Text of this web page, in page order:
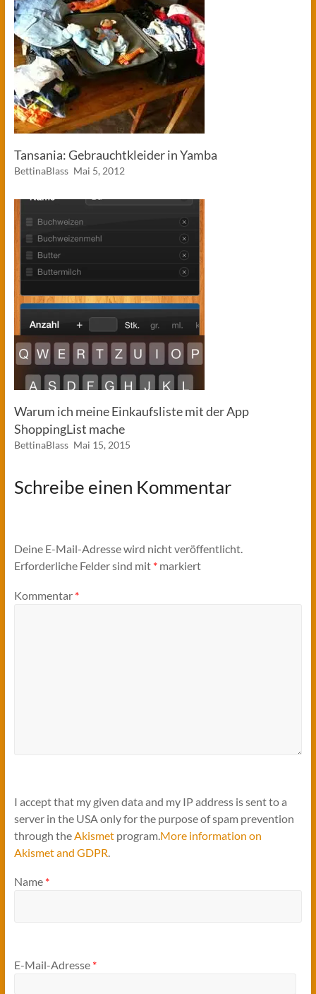
Tansania: Gebrauchtkleider in Yamba
BettinaBlass Mai 5, 2012
Warum ich meine Einkaufsliste mit der App
ShoppingList mache
BettinaBlass Mai 15, 2015
Schreibe einen Kommentar
Deine E-Mail-Adresse wird nicht veröffentlicht.
Erforderliche Felder sind mit *markiert
Kommentar *
I accept that my given data and my IP address is sent to a
server in the USA only for the purpose of spam prevention
through the Akismetprogram. More information on
Akismet and GDPR
Name *
E-Mail-Adresse *